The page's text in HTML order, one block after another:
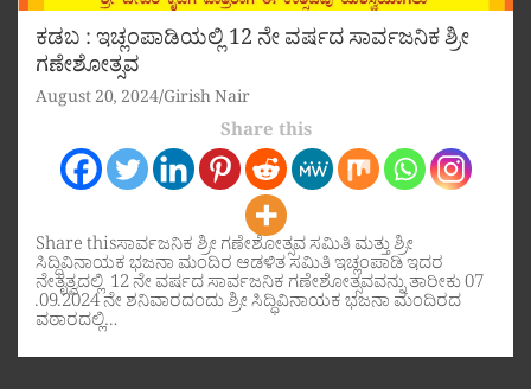
ಕಡಬ : ಇಚ್ಲಂಪಾಡಿಯಲ್ಲಿ 12 ನೇ ವರ್ಷದ ಸಾರ್ವಜನಿಕ ಶ್ರೀ
ಗಣೇಶೋತ್ಸವ
August 20, 2024 Girish Nair
Share this
Share thisಸಾರ್ವಜನಿಕ ಶ್ರೀ ಗಣೇಶೋತ್ಸವ ಸಮಿತಿ ಮತ್ತು ಶ್ರೀ
ಸಿದ್ಧಿವಿನಾಯಕ ಭಜನಾ ಮಂದಿರ ಆಡಳಿತ ಸಮಿತಿ ಇಚ್ಲಂಪಾಡಿ ಇದರ
ನೇತೃತ್ವದಲ್ಲಿ 12 ನೇ ವರ್ಷದ ಸಾರ್ವಜನಿಕ ಗಣೇಶೋತ್ಸವವನ್ನು ತಾರೀಕು 07
.09.2024 ನೇ ಶನಿವಾರದಂದು ಶ್ರೀ ಸಿದ್ಧಿವಿನಾಯಕ ಭಜನಾ ಮಂದಿರದ
ವಠಾರದಲ್ಲಿ…